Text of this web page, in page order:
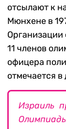
отсылают к
Мюнхене в
11 членов
офицера
отмечается в
Израиль